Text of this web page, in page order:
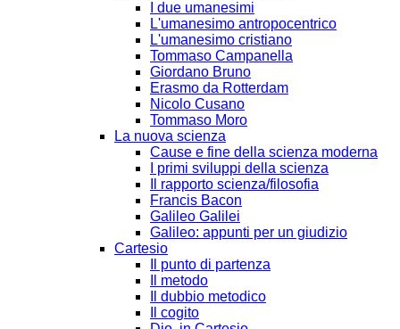
I due umanesimi
L'umanesimo antropocentrico
L'umanesimo cristiano
Tommaso Campanella
Giordano Bruno
Erasmo da Rotterdam
Nicolo Cusano
Tommaso Moro
La nuova scienza
Cause e fine della scienza moderna
I primi sviluppi della scienza
Il rapporto scienza/filosofia
Francis Bacon
Galileo Galilei
Galileo: appunti per un giudizio
Cartesio
Il punto di partenza
Il metodo
Il dubbio metodico
Il cogito